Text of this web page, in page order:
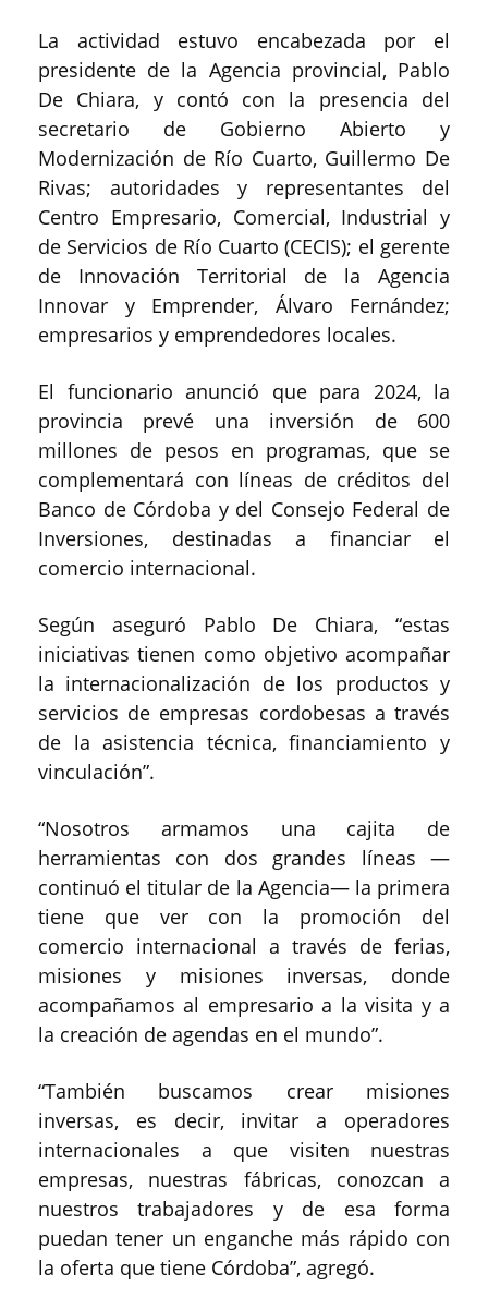
La actividad estuvo encabezada por el
presidente de la Agencia provincial, Pablo
De Chiara, y contó con la presencia del
secretario de Gobierno Abierto y
Modernización de Río Cuarto, Guillermo De
Rivas; autoridades y representantes del
Centro Empresario, Comercial, Industrial y
de Servicios de Río Cuarto (CECIS); el gerente
de Innovación Territorial de la Agencia
Innovar y Emprender, Álvaro Fernández;
empresarios y emprendedores locales.
El funcionario anunció que para 2024, la
provincia prevé una inversión de 600
millones de pesos en programas, que se
complementará con líneas de créditos del
Banco de Córdoba y del Consejo Federal de
Inversiones, destinadas a financiar el
comercio internacional.
Según aseguró Pablo De Chiara, “estas
iniciativas tienen como objetivo acompañar
la internacionalización de los productos y
servicios de empresas cordobesas a través
de la asistencia técnica, financiamiento y
vinculación”.
“Nosotros armamos una cajita de
herramientas con dos grandes líneas —
continuó el titular de la Agencia— la primera
tiene que ver con la promoción del
comercio internacional a través de ferias,
misiones y misiones inversas, donde
acompañamos al empresario a la visita y a
la creación de agendas en el mundo”.
“También buscamos crear misiones
inversas, es decir, invitar a operadores
internacionales a que visiten nuestras
empresas, nuestras fábricas, conozcan a
nuestros trabajadores y de esa forma
puedan tener un enganche más rápido con
la oferta que tiene Córdoba”, agregó.